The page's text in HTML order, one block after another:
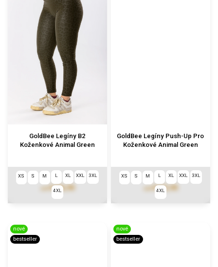
GoldBee Legíny B2
Koženkové Animal Green
€106,90
XS S M L XL XXL 3XL
4XL
GoldBee Legíny Push-Up Pro
Koženkové Animal Green
€123,90
XS S M L XL XXL 3XL
4XL
nové
bestseller
nové
bestseller